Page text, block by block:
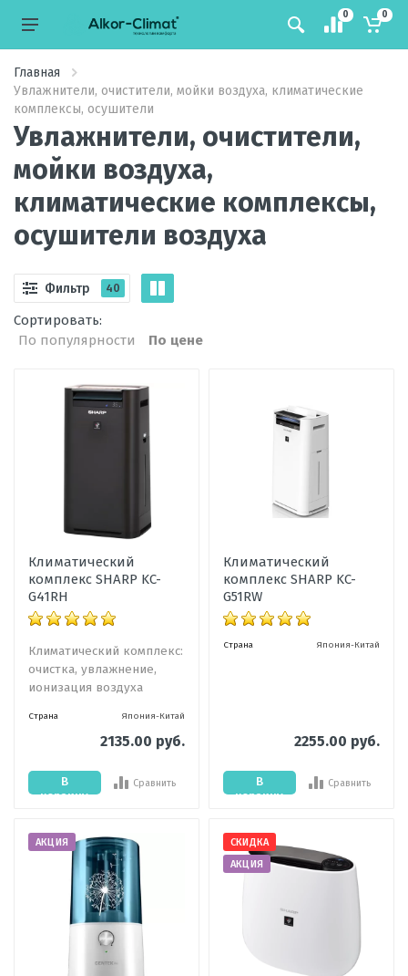
0 0
Главная
Увлажнители, очистители, мойки воздуха, климатические
комплексы, осушители
Увлажнители, очистители,
мойки воздуха,
климатические комплексы,
осушители воздуха
Фильтр 40
Сортировать:
По популярности
По цене
Климатический
комплекс SHARP KC-
G41RH
Климатический комплекс:
очистка, увлажнение,
ионизация воздуха
Страна Япония-Китай
2135.00 руб.
В
корзину
Сравнить
Климатический
комплекс SHARP KC-
G51RW
Страна Япония-Китай
2255.00 руб.
В
корзину
Сравнить
АКЦИЯ
СКИДКА
АКЦИЯ